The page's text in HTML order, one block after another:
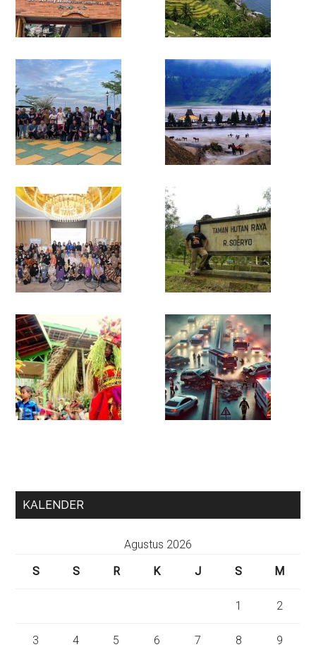
KALENDER
Agustus 2026
S
S R K J S M
1 2
3 4 5 6 7 8 9